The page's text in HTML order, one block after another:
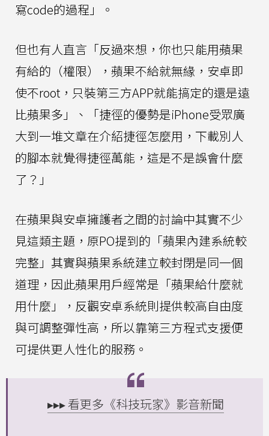
寫code的過程」。
但也有人直言「反過來想，你也只能用蘋果
有給的（權限），蘋果不給就無緣，安卓即
使不root，只裝第三方APP就能搞定的還是遠
比蘋果多」、「捷徑的優勢是iPhone受眾廣
大到一堆文章在介紹捷徑怎麼用，下載別人
的腳本就覺得捷徑萬能，這是不是誤會什麼
了？」
在蘋果與安卓擁護者之間的討論中其實不少
見這類主題，原PO提到的「蘋果內建系統較
完整」其實與蘋果系統建立較封閉是同一個
道理，因此蘋果用戶經常是「蘋果給什麼就
用什麼」，反觀安卓系統則提供較高自由度
與可調整彈性高，所以靠第三方程式支援便
可提供更人性化的服務。
▸▸▸ 看更多《科技玩家》影音新聞